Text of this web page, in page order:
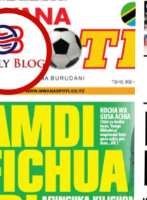
WAJASIRIAMALI KUTOKA
BRELA YATOA ELIMU YA
TARURA YATAJWA KUWA
Mkurugenzi Green Acres
MWANRI APOKELEWA
UKAGUZI WA MIGODI